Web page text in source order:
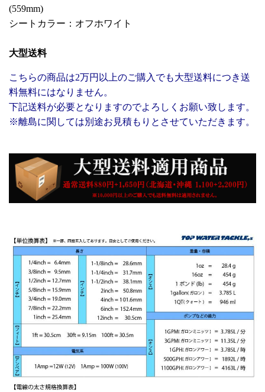
(559mm)
シートカラー：オフホワイト
大型送料
こちらの商品は2万円以上のご購入でも大型送料につき送
料無料にはなりません。
下記送料が必要となりますのでよろしくお願い致します。
※離島に関しては別途お見積もりとさせていただきます。